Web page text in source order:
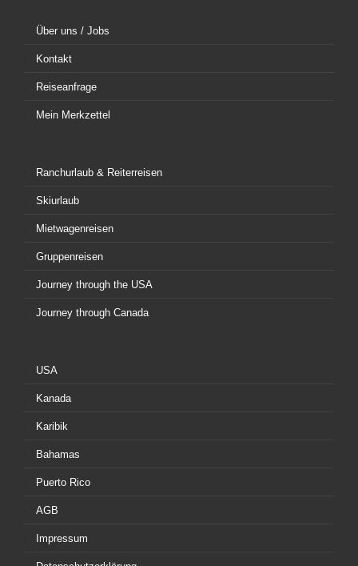
Über uns / Jobs
Kontakt
Reiseanfrage
Mein Merkzettel
Ranchurlaub & Reiterreisen
Skiurlaub
Mietwagenreisen
Gruppenreisen
Journey through the USA
Journey through Canada
USA
Kanada
Karibik
Bahamas
Puerto Rico
AGB
Impressum